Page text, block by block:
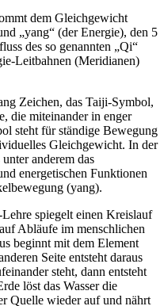
dem Gleichgewicht
„yang“ (der Energie), den 5
des so genannten „Qi“
Leitbahnen (Meridianen)
Zeichen, das Taiji-Symbol,
die miteinander in enger
steht für ständige Bewegung
Gleichgewicht. In der
anderem das
energetischen Funktionen
(yang).
spiegelt einen Kreislauf
Abläufe im menschlichen
beginnt mit dem Element
Seite entsteht daraus
steht, dann entsteht
löst das Wasser die
Quelle wieder auf und nährt